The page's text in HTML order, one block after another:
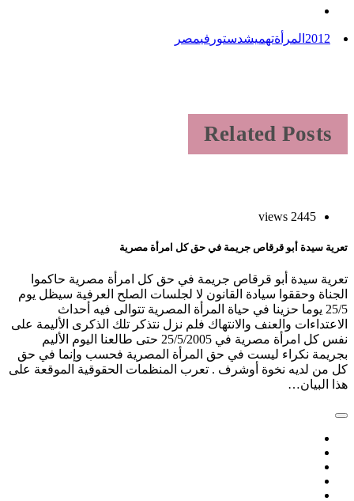
2012المرأة تهميشدستورفيمصر
Related Posts
2445 views
سيدة أبو قرقاص جريمة في حق كل امرأة مصرية
سيدة أبو قرقاص جريمة في حق كل امرأة مصرية حاكموا
وحققوا سيادة القانون لا لجلسات الصلح العرفية سيظل يوم
25/5 يوما حزينا في حياة المرأة المصرية تتوالى فيه أحداث
والعنف والانتهاك فلم نزل نتذكر تلك الذكرى الأليمة على
نفس كل امرأة مصرية في 25/5/2005 حتى طالعنا اليوم الأليم
نكراء ليست في حق المرأة المصرية فحسب وإنما في حق
من لديه نخوة أوشرف . تعرب المنظمات الحقوقية الموقعة على
البيان…